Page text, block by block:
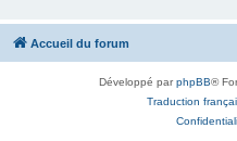
Accueil du forum
Développé parphpBB®
Traduction